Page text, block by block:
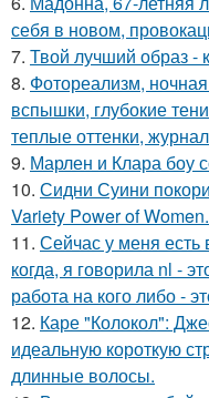
себя в новом,
7. Твой лучший образ -
8. Фотореализм,
вспышки, глубокие
теплые оттенки,
9. Марлен и Клара боу
10. Сидни Суини
Variety Power of Women.
11. Сейчас у меня есть
когда, я говорила nl -
работа на кого либо -
12. Каре "Колокол":
идеальную короткую
длинные волосы.